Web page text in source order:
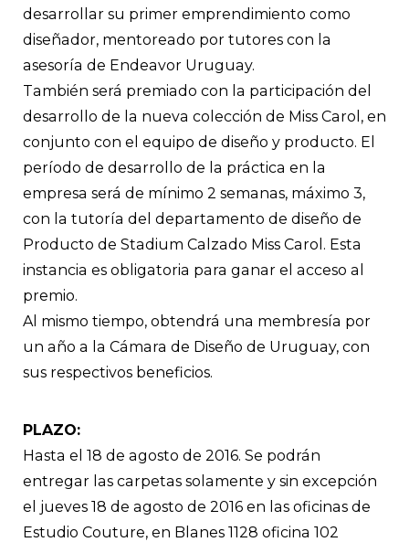
desarrollar su primer emprendimiento como
diseñador, mentoreado por tutores con la
asesoría de Endeavor Uruguay.
También será premiado con la participación del
desarrollo de la nueva colección de Miss Carol, en
conjunto con el equipo de diseño y producto. El
período de desarrollo de la práctica en la
empresa será de mínimo 2 semanas, máximo 3,
con la tutoría del departamento de diseño de
Producto de Stadium Calzado Miss Carol. Esta
instancia es obligatoria para ganar el acceso al
premio.
Al mismo tiempo, obtendrá una membresía por
un año a la Cámara de Diseño de Uruguay, con
sus respectivos beneficios.
PLAZO:
Hasta el 18 de agosto de 2016. Se podrán
entregar las carpetas solamente y sin excepción
el jueves 18 de agosto de 2016 en las oficinas de
Estudio Couture, en Blanes 1128 oficina 102